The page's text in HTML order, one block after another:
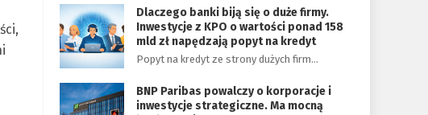
Dlaczego banki biją się o duże firmy.
Inwestycje z KPO o wartości ponad 158
mld zł napędzają popyt na kredyt
Popyt na kredyt ze strony dużych firm…
BNP Paribas powalczy o korporacje i
inwestycje strategiczne. Ma mocną